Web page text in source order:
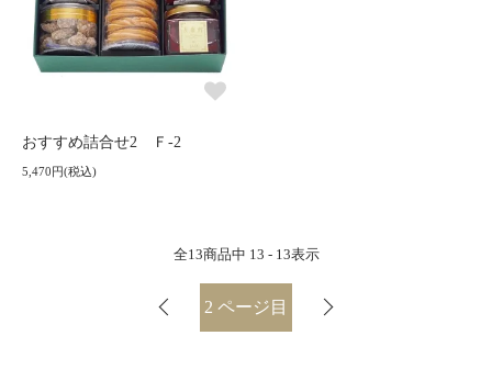
おすすめ詰合せ2 Ｆ-2
5,470円(税込)
全13商品中 13 - 13表示
2 ページ目